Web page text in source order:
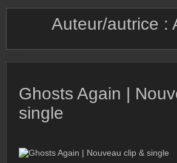
Auteur/autrice :
Ghosts Again |
single